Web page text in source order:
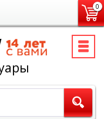
0